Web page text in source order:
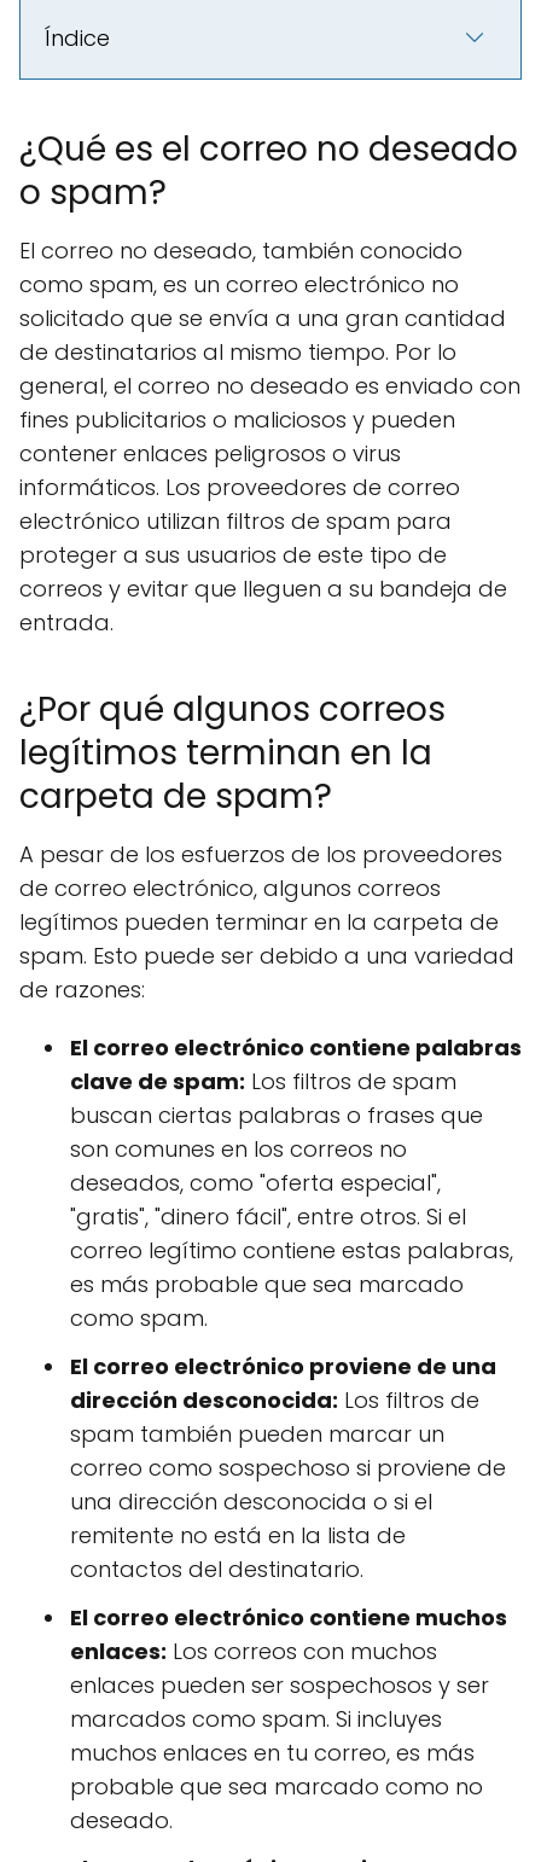
Índice
¿Qué es el correo no deseado
o spam?
El correo no deseado, también conocido
como spam, es un correo electrónico no
solicitado que se envía a una gran cantidad
de destinatarios al mismo tiempo. Por lo
general, el correo no deseado es enviado con
fines publicitarios o maliciosos y pueden
contener enlaces peligrosos o virus
informáticos. Los proveedores de correo
electrónico utilizan filtros de spam para
proteger a sus usuarios de este tipo de
correos y evitar que lleguen a su bandeja de
entrada.
¿Por qué algunos correos
legítimos terminan en la
carpeta de spam?
A pesar de los esfuerzos de los proveedores
de correo electrónico, algunos correos
legítimos pueden terminar en la carpeta de
spam. Esto puede ser debido a una variedad
de razones:
El correo electrónico contiene palabras
clave de spam: Los filtros de spam
buscan ciertas palabras o frases que
son comunes en los correos no
deseados, como "oferta especial",
"gratis", "dinero fácil", entre otros. Si el
correo legítimo contiene estas palabras,
es más probable que sea marcado
como spam.
El correo electrónico proviene de una
dirección desconocida: Los filtros de
spam también pueden marcar un
correo como sospechoso si proviene de
una dirección desconocida o si el
remitente no está en la lista de
contactos del destinatario.
El correo electrónico contiene muchos
enlaces: Los correos con muchos
enlaces pueden ser sospechosos y ser
marcados como spam. Si incluyes
muchos enlaces en tu correo, es más
probable que sea marcado como no
deseado.